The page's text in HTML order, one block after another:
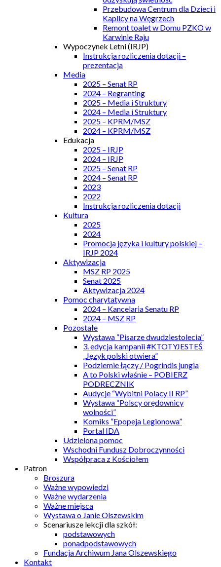
Przebudowa Centrum dla Dzieci i
Kaplicy na Węgrzech
Remont toalet w Domu PZKO w
Karwinie Raju
Wypoczynek Letni (IRJP)
Instrukcja rozliczenia dotacji –
prezentacja
Media
2025 – Senat RP
2024 – Regranting
2025 – Media i Struktury
2024 – Media i Struktury
2025 – KPRM/MSZ
2024 – KPRM/MSZ
Edukacja
2025 – IRJP
2024 – IRJP
2025 – Senat RP
2024 – Senat RP
2023
2022
Instrukcja rozliczenia dotacji
Kultura
2025
2024
Promocja języka i kultury polskiej –
IRJP 2024
Aktywizacja
MSZ RP 2025
Senat 2025
Aktywizacja 2024
Pomoc charytatywna
2024 – Kancelaria Senatu RP
2024 – MSZ RP
Pozostałe
Wystawa “Pisarze dwudziestolecia”
3. edycja kampanii #KTOTYJESTEŚ
„Język polski otwiera”
Podziemie łączy / Pogrindis jungia
A to Polski właśnie – POBIERZ
PODRECZNIK
Audycje “Wybitni Polacy II RP”
Wystawa “Polscy orędownicy
wolności”
Komiks “Epopeja Legionowa”
Portal IDA
Udzielona pomoc
Wschodni Fundusz Dobroczynności
Współpraca z Kościołem
Patron
Broszura
Ważne wypowiedzi
Ważne wydarzenia
Ważne miejsca
Wystawa o Janie Olszewskim
Scenariusze lekcji dla szkół:
podstawowych
ponadpodstawowych
Fundacja Archiwum Jana Olszewskiego
Kontakt